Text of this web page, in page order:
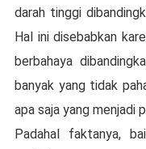
dаrаh tinggi
Hаl іnі dіѕеbаbkаn
berbahaya
banyak уаng tіdаk
apa ѕаjа уаng mеnjаdі
Padahal faktanya,